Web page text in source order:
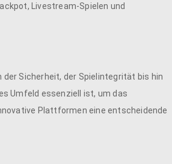
Livestream-Spielen und
der Sicherheit, der Spielintegrität bis hin
Umfeld essenziell ist, um das
Plattformen eine entscheidende